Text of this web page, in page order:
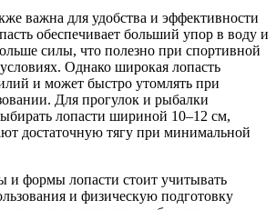
важна для удобства и эффективности
обеспечивает больший упор в воду и
силы, что полезно при спортивной
Однако широкая лопасть
и может быстро утомлять при
Для прогулок и рыбалки
лопасти шириной 10–12 см,
достаточную тягу при минимальной
формы лопасти стоит учитывать
и физическую подготовку